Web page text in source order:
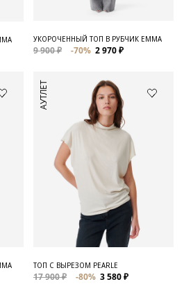
Для нее
и аксессуары
УКОРОЧЕННЫЙ ТОП В РУБЧИК EMMA
9 900 ₽ -70% 2 970 ₽
АУТЛЕТ
ТОП С ВЫРЕЗОМ PEARLE
17 900 ₽ -80% 3 580 ₽